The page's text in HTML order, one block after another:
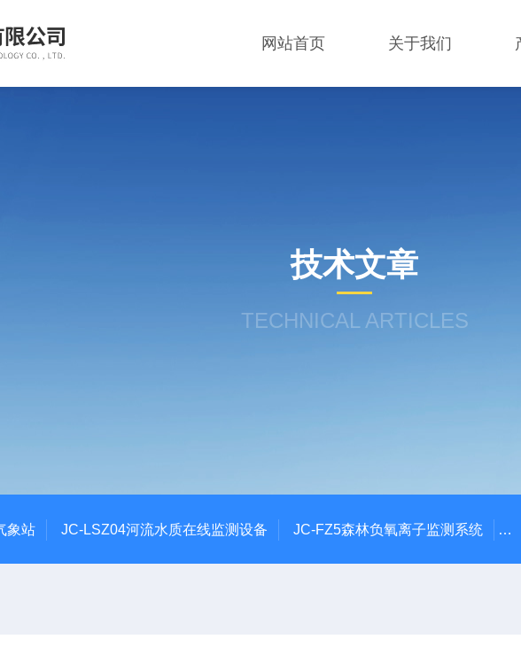
网站首页 关于我们
技术文章
TECHNICAL ARTICLES
象站 JC-LSZ04河流水质在线监测设备 JC-FZ5森林负氧离子监测系统